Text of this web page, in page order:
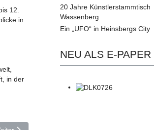
12.
in
in der
20 Jahre Künstlerstammtisch
Wassenberg
Ein „UFO“ in Heinsbergs City
NEU ALS E-PAPER